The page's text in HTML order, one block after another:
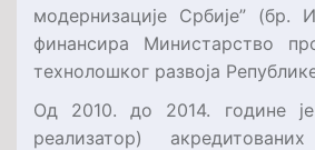
модернизације Србије” (бр.
финансира Министарство
технолошког развоја
Од 2010. до 2014. године
реализатор)